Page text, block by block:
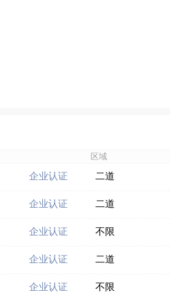
区域
企业认证 二道
企业认证 二道
企业认证 不限
企业认证 二道
企业认证 不限